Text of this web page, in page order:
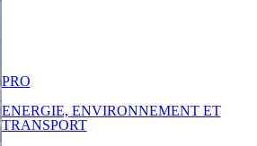
PRO
ENERGIE, ENVIRONNEMENT ET
TRANSPORT